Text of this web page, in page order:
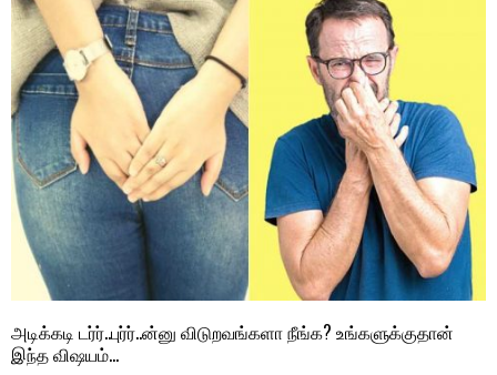
அடிக்கடி டர்ர்..புர்ர்..ன்னு விடுறவங்களா நீங்க? உங்களுக்குதான்
இந்த விஷயம்…